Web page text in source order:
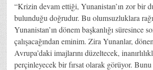
“Krizin devam ettiği, Yunanistan’ın zor bir
bulunduğu doğrudur. Bu olumsuzluklara
Yunanistan’ın dönem başkanlığı süresince
çalışacağından eminim. Zira Yunanlar,
Avrupa’daki imajlarını düzeltecek,
perçinleyecek bir fırsat olarak görüyor. Bunu